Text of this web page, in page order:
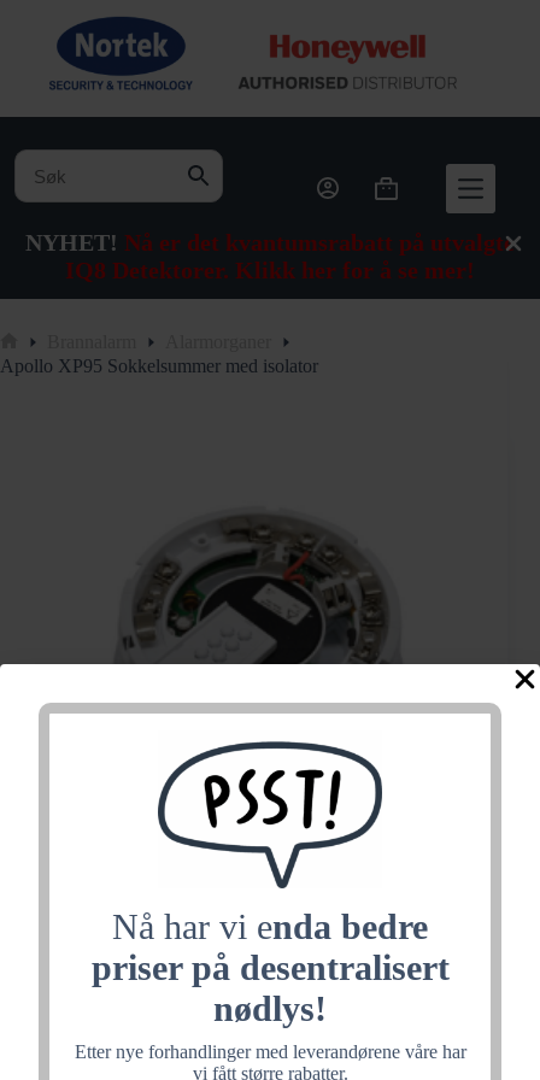
Nå har vi enda bedre
priser på desentralisert
nødlys!
Etter nye forhandlinger med leverandørene våre har
vi fått større rabatter.
NYHET! Nå er det kvantumsrabatt på utvalgte
IQ8 Detektorer. Klikk her for å se mer!
innholdet
Handlekurv
Hjem
Apollo XP95 Sokkelsummer med isolator
Apollo XP95
Sokkelsummer med